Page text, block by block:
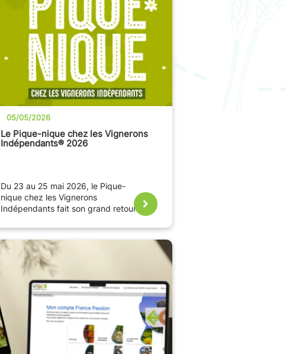
05/05/2026
Le Pique-nique chez les Vignerons
Indépendants® 2026
Du 23 au 25 mai 2026, le Pique-
nique chez les Vignerons
Indépendants fait son grand retour
week-end de Pentecôte.